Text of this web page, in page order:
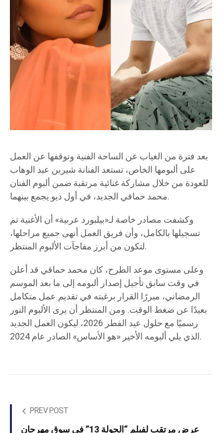
بعد فترة من الغياب عن الساحة الفنية وتوقفها عن العمل
على ألبومها الخاص، تستعد الفنانة شيرين عبد الوهاب
للعودة من خلال مشاركة غنائية مرتقبة ضمن ألبوم الفنان
محمد حماقي الجديد، في أول ديو يجمع بينهما.
وكشفت مصادر خاصة لـ«بيلبورد عربية» أن الأغنية تم
تسجيلها بالكامل، وأن فريق العمل أنهى جميع مراحلها،
لتكون من أبرز مفاجآت الألبوم المنتظر.
وعلى مستوى موعد الطرح، كان محمد حماقي قد أعلن
في وقت سابق تأجيل إصدار ألبومه إلى ما بعد الموسم
الرمضاني، مبررًا القرار برغبته في تقديم عمل متكامل
بعيدًا عن ضغط الوقت. ومن المنتظر أن يرى الألبوم النور
رسميًا مع حلول عيد الفطر 2026، ليكون العمل الجديد
الذي يلي ألبومه الأخير «هو الأساس» الصادر عام 2024.
PREV POST
عرض مرتقب لفيلم “الجولة 13” في سوق مهرجان